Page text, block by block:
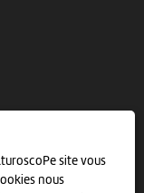
site vous
nous